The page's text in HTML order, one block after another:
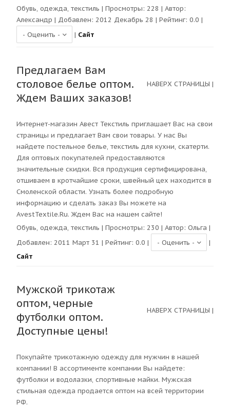
Обувь, одежда, текстиль | Просмотры: 228 | Автор:
Александр | Добавлен: 2012 Декабрь 28 | Рейтинг: 0.0 |
| Сайт
Предлагаем Вам
столовое белье оптом.
Ждем Ваших заказов!
НАВЕРХ СТРАНИЦЫ |
Интернет-магазин Авест Текстиль приглашает Вас на свои
страницы и предлагает Вам свои товары. У нас Вы
найдете постельное белье, текстиль для кухни, скатерти.
Для оптовых покупателей предоставляются
значительные скидки. Вся продукция сертифицирована,
отшиваем в кротчайшие сроки, швейный цех находится в
Смоленской области. Узнать более подробную
информацию и сделать заказ Вы можете на
AvestTextile.Ru. Ждем Вас на нашем сайте!
Обувь, одежда, текстиль | Просмотры: 230 | Автор: Ольга |
Добавлен: 2011 Март 31 | Рейтинг: 0.0 |
|
Сайт
Мужской трикотаж
оптом, черные
футболки оптом.
Доступные цены!
НАВЕРХ СТРАНИЦЫ |
Покупайте трикотажную одежду для мужчин в нашей
компании! В ассортименте компании Вы найдете:
футболки и водолазки, спортивные майки. Мужская
стильная одежда продается оптом на всей территории
РФ.